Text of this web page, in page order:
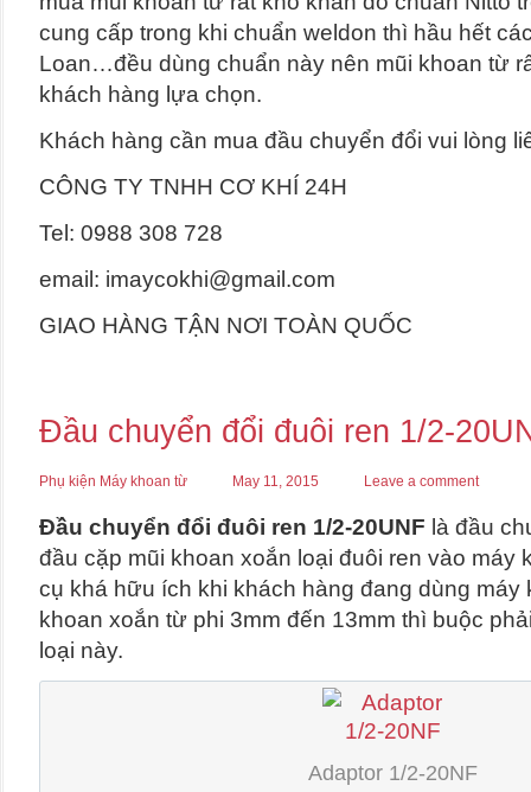
cung cấp trong khi chuẩn weldon thì hầu hết
Loan…đều dùng chuẩn này nên mũi khoan từ
khách hàng lựa chọn.
Khách hàng cần mua đầu chuyển đổi vui lòng
CÔNG TY TNHH CƠ KHÍ 24H
Tel: 0988 308 728
email: imaycokhi@gmail.com
GIAO HÀNG TẬN NƠI TOÀN QUỐC
Đầu chuyển đổi đuôi ren 1/2-
Phụ kiện Máy khoan từ May 11, 2015 Leave a comment
Đầu chuyển đổi đuôi ren 1/2-20UNF là đầu
đầu cặp mũi khoan xoắn loại đuôi ren vào máy
cụ khá hữu ích khi khách hàng đang dùng máy
khoan xoắn từ phi 3mm đến 13mm thì buộc
loại này.
Adaptor 1/2-20NF